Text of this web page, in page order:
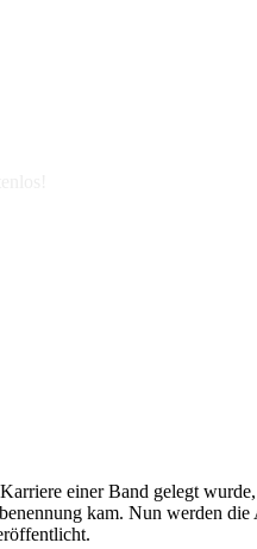
einer Band gelegt
kam. Nun werden